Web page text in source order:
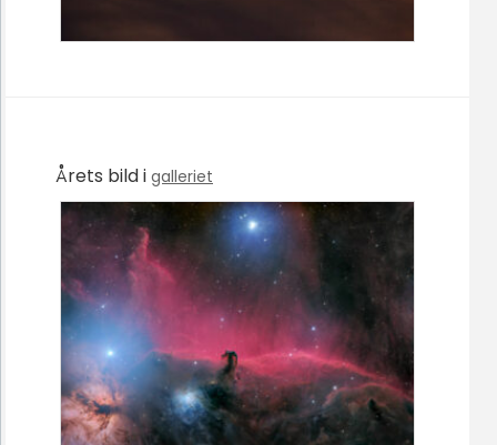
Årets bild i galleriet